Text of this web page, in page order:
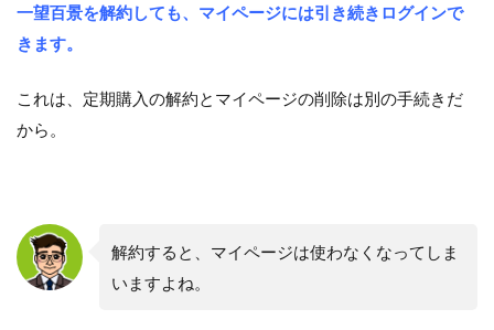
一望百景を解約しても、マイページには引き続きログインで
きます。
これは、定期購入の解約とマイページの削除は別の手続きだ
から。
解約すると、マイページは使わなくなってしま
いますよね。